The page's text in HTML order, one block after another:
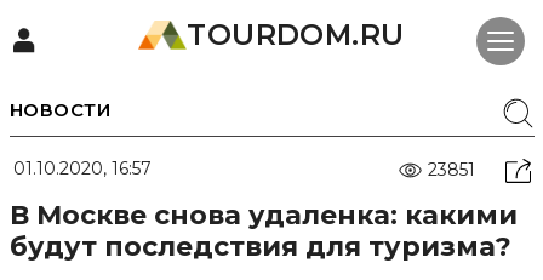
TOURDOM.RU
НОВОСТИ
01.10.2020, 16:57 23851
В Москве снова удаленка: какими
будут последствия для туризма?